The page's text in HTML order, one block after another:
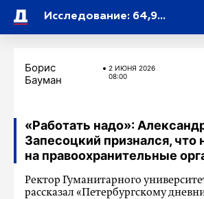
Исследование: 64,9 процента петербуржцев ностальгируют по несбывшемуся
Борис
Бауман
2 ИЮНЯ 2026
08:00
«Работать надо»:
Запесоцкий признался, что
на правоохранительные
Ректор Гуманитарного
рассказал «Петербургскому